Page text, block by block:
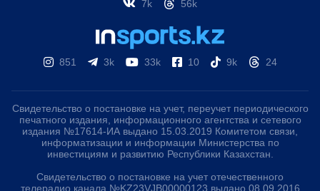
7k
56k
851 3k 33k 10 9k 24
Свидетельство о постановке на учет, переучет периодического
печатного издания, информационного агентства и сетевого
издания №17614-ИА выдано 15.03.2019 Комитетом связи,
информатизации и информации Министерства по
инвестициям и развитию Республики Казахстан.
Свидетельство о постановке на учет отечественного
телерадио канала №KZ23VJB00000123 выдано 08.09.2016